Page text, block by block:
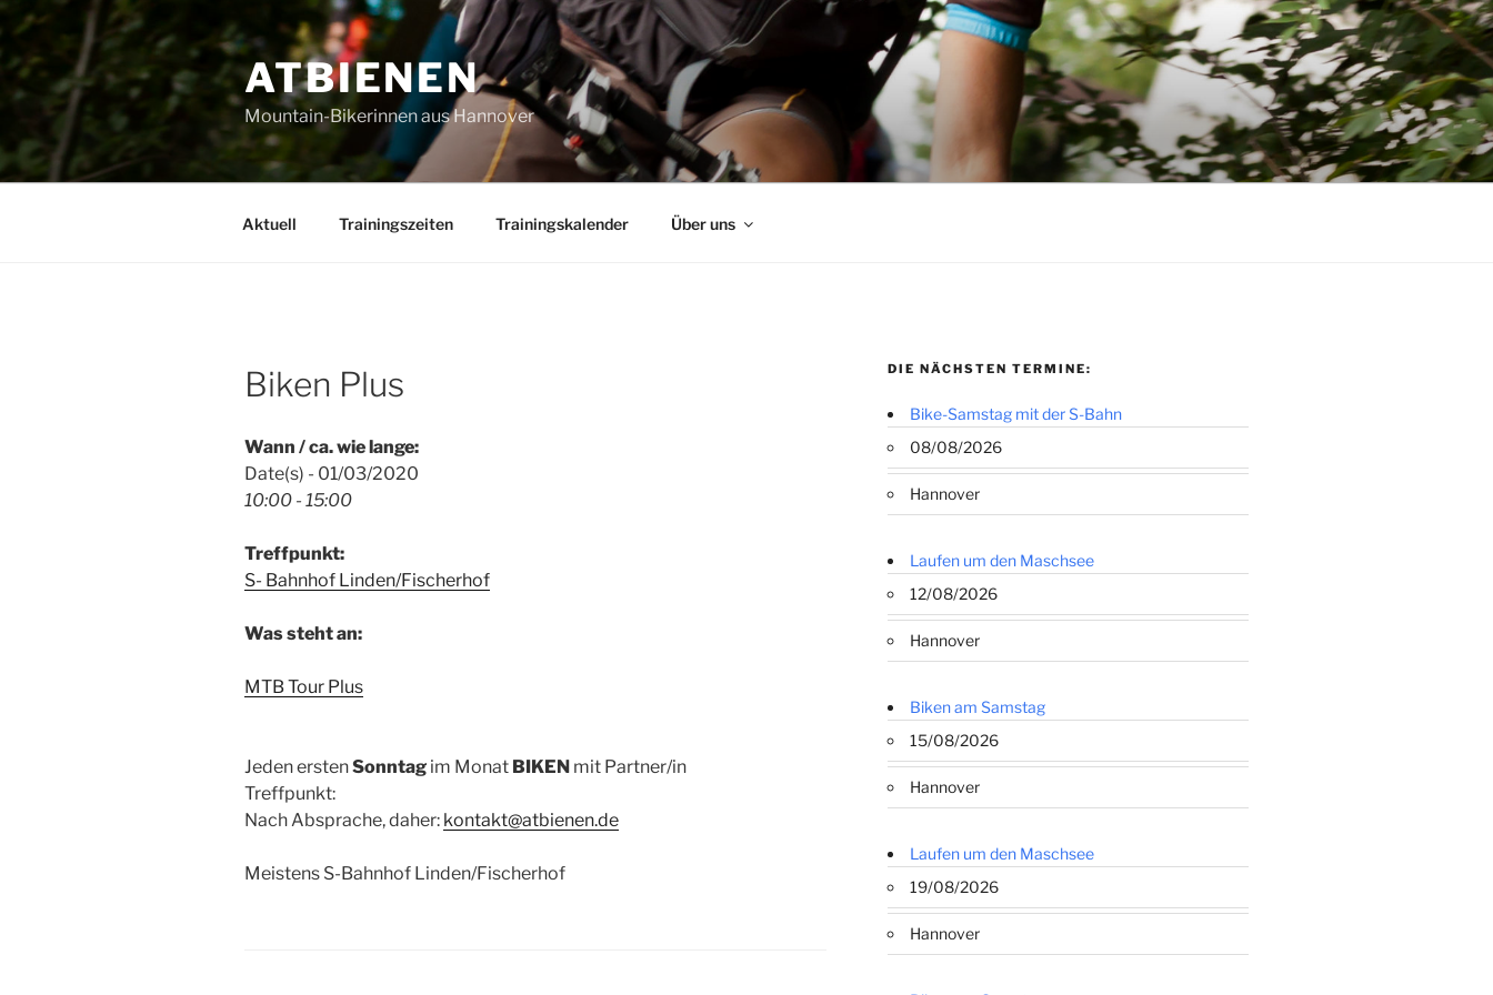
Zum
Inhalt
springen
ATBIENEN
Mountain-Bikerinnen aus Hannover
Aktuell Trainingszeiten Trainingskalender Über uns
Biken Plus
Wann / ca. wie lange:
Date(s) - 01/03/2020
10:00 - 15:00
Treffpunkt:
S- Bahnhof Linden/Fischerhof
Was steht an:
MTB Tour Plus
Jeden erstenSonntag im Monat BIKEN mit Partner/in
Treffpunkt:
Nach Absprache, daher: kontakt@atbienen.de
Meistens S-Bahnhof Linden/Fischerhof
DIE NÄCHSTEN TERMINE:
Bike-Samstag mit der S-Bahn
08/08/2026
Hannover
Laufen um den Maschsee
12/08/2026
Hannover
Biken am Samstag
15/08/2026
Hannover
Laufen um den Maschsee
19/08/2026
Hannover